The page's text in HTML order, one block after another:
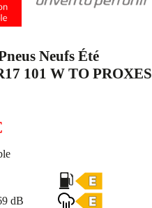
Neufs Été
101 W TO PROXES
dB